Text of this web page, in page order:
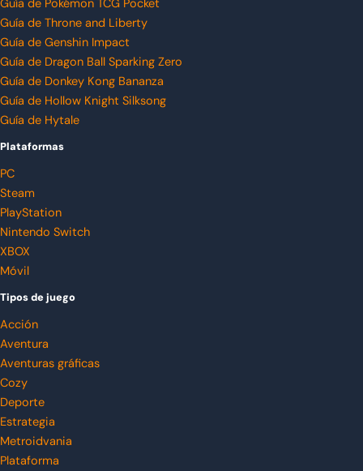
Guía de Pokémon TCG Pocket
Guía de Throne and Liberty
Guía de Genshin Impact
Guía de Dragon Ball Sparking Zero
Guía de Donkey Kong Bananza
Guía de Hollow Knight Silksong
Guía de Hytale
Plataformas
PC
Steam
PlayStation
Nintendo Switch
XBOX
Móvil
Tipos de juego
Acción
Aventura
Aventuras gráficas
Cozy
Deporte
Estrategia
Metroidvania
Plataforma